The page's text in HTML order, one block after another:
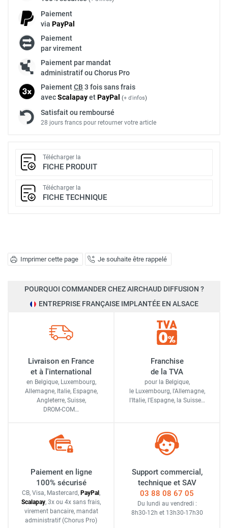
Imprimer cette page Je souhaite être rappelé
Paiement
via PayPal
Paiement
par virement
Paiement par mandat
administratif ou Chorus Pro
PaiementCB 3 fois sans frais
avecScalapayetPayPal (+ d'infos)
Satisfait ou remboursé
28 jours francs pour retourner votre article
Télécharger la
FICHE PRODUIT
Télécharger la
FICHE TECHNIQUE
POURQUOI COMMANDER CHEZ AIRCHAUD DIFFUSION ?
ENTREPRISE FRANÇAISE IMPLANTÉE EN ALSACE
Livraison en France
et à l'international
en Belgique, Luxembourg,
Allemagne, Italie, Espagne,
Angleterre, Suisse,
DROM-COM…
Franchise
de la TVA
pour la Belgique,
le Luxembourg, l'Allemagne,
l'Italie, l'Espagne, la Suisse…
Paiement en ligne
100% sécurisé
CB, Visa, Mastercard, PayPal ,
Scalapay, 3x ou 4x sans frais,
virement bancaire, mandat
administratif (Chorus Pro)
Support commercial,
technique et SAV
03 88 08 67 05
Du lundi au vendredi :
8h30-12h et 13h30-17h30